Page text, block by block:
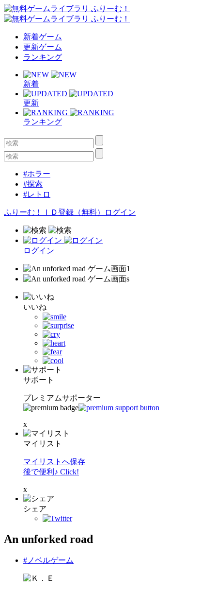
新着ゲーム
更新ゲーム
ランキング
新着
更新
ランキング
#ホラー
#探索
#レトロ
ふりーむ！ＩＤ登録（無料） ログイン
ログイン
いいね
サポート
プレミアムサポーター
x
マイリスト
マイリストへ保存
後で便利♪ Click!
x
シェア
An unforked road
#ノベルゲーム